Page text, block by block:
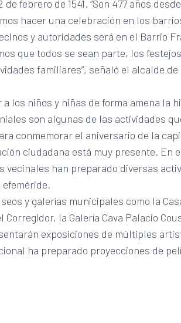
febrero de 1541. “Son 477 años
hacer una celebración en los
y autoridades será en el Barrio
que todos se sean parte, los
familiares”, señaló el alcalde
los niños y niñas de forma amena la
son algunas de las actividades
conmemorar el aniversario de la
ciudadana está muy presente. En
vecinales han preparado diversas
y galerías municipales como la
Corregidor, la Galería Cava Palacio
exposiciones de múltiples
ha preparado proyecciones de